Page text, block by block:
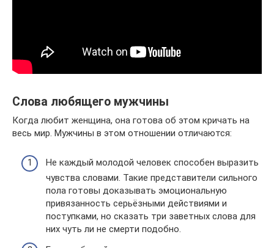
Слова любящего мужчины
Когда любит женщина, она готова об этом кричать на
весь мир. Мужчины в этом отношении отличаются:
Не каждый молодой человек способен выразить
чувства словами. Такие представители сильного
пола готовы доказывать эмоциональную
привязанность серьёзными действиями и
поступками, но сказать три заветных слова для
них чуть ли не смерти подобно.